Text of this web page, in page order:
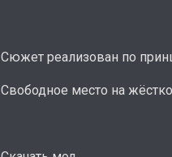
Сюжет реализован по
Свободное место на